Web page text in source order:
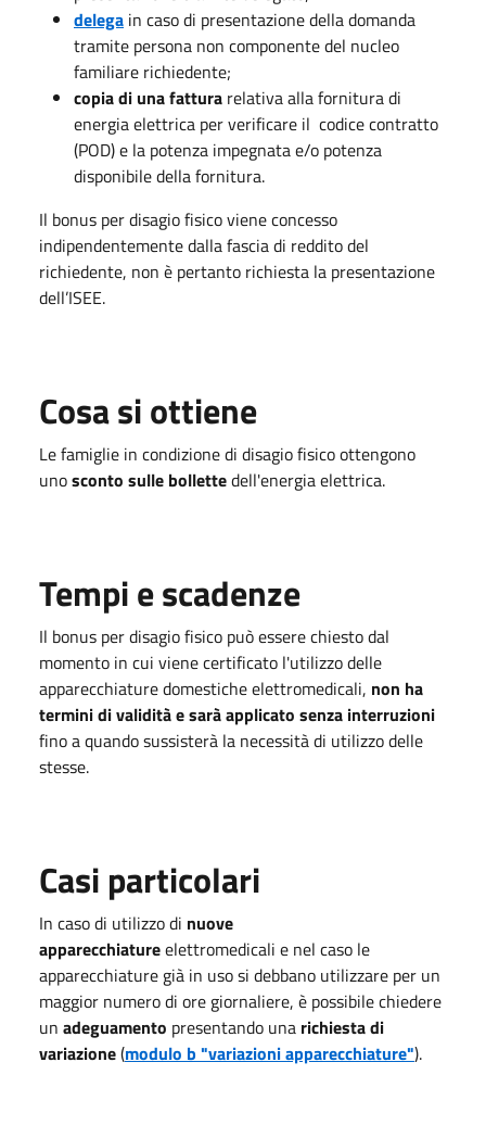
delega in caso di presentazione della domanda
tramite persona non componente del nucleo
familiare richiedente;
copia di una fattura relativa alla fornitura di
energia elettrica per verificare il codice contratto
(POD) e la potenza impegnata e/o potenza
disponibile della fornitura.
Il bonus per disagio fisico viene concesso
indipendentemente dalla fascia di reddito del
richiedente, non è pertanto richiesta la presentazione
dell’ISEE.
Cosa si ottiene
Le famiglie in condizione di disagio fisico ottengono
unosconto sulle bollettedell'energia elettrica.
Tempi e scadenze
Il bonus per disagio fisico può essere chiesto dal
momento in cui viene certificato l'utilizzo delle
apparecchiature domestiche elettromedicali, non ha
termini di validità e sarà applicato senza interruzioni
fino a quando sussisterà la necessità di utilizzo delle
stesse.
Casi particolari
In caso di utilizzo di nuove
apparecchiatureelettromedicali e nel caso le
apparecchiature già in uso si debbano utilizzare per un
maggior numero di ore giornaliere, è possibile chiedere
un adeguamento presentando una richiesta di
variazione(modulo b "variazioni apparecchiature").